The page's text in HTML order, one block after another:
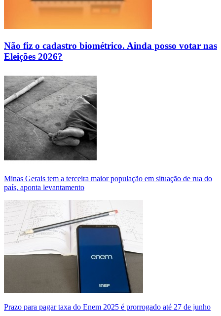
Não fiz o cadastro biométrico. Ainda posso votar nas
Eleições 2026?
Minas Gerais tem a terceira maior população em situação de rua do
país, aponta levantamento
Prazo para pagar taxa do Enem 2025 é prorrogado até 27 de junho